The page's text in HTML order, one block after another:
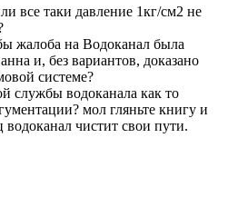
все таки давление 1кг/см2 не
жалоба на Водоканал была
и, без вариантов, доказано
системе?
службы водоканала как то
мол гляньте книгу и
водоканал чистит свои пути.